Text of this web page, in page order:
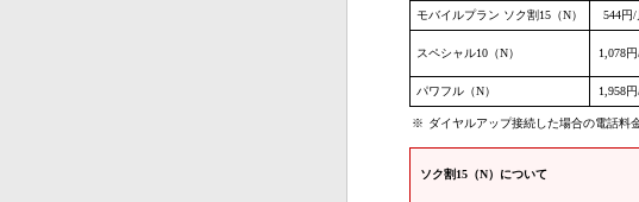
モバイルプラン ソク割15（N）
544円/
スペシャル10（N） 1,078円
パワフル（N） 1,958円
※ ダイヤルアップ接続した場合の電話料
ソク割15（N）について